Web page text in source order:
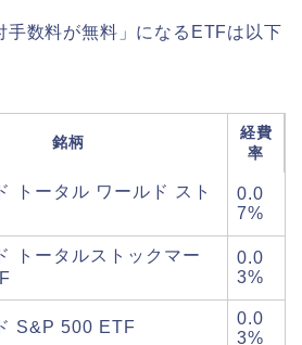
手数料が無料」になるETFは以下
銘柄
経費
率
トータル ワールド スト
0.0
7%
トータルストックマー
0.0
3%
S&P 500 ETF
0.0
3%